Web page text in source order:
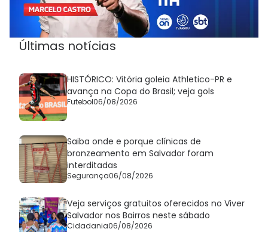
Últimas notícias
HISTÓRICO: Vitória goleia Athletico-PR e
avança na Copa do Brasil; veja gols
Futebol06/08/2026
Saiba onde e porque clínicas de
bronzeamento em Salvador foram
interditadas
Segurança06/08/2026
Veja serviços gratuitos oferecidos no Viver
Salvador nos Bairros neste sábado
Cidadania06/08/2026